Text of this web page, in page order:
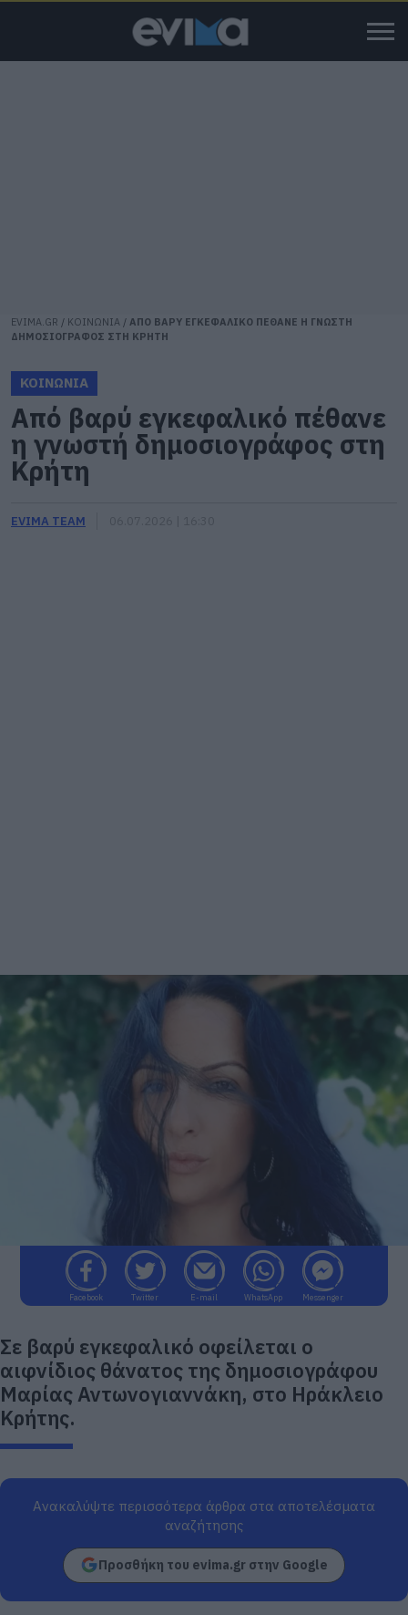
EVIMA.GR / ΚΟΙΝΩΝΙΑ / ΑΠΟ ΒΑΡΥ ΕΓΚΕΦΑΛΙΚΟ ΠΕΘΑΝΕ Η ΓΝΩΣΤΗ
ΔΗΜΟΣΙΟΓΡΑΦΟΣ ΣΤΗ ΚΡΗΤΗ
ΚΟΙΝΩΝΙΑ
Από βαρύ εγκεφαλικό πέθανε
η γνωστή δημοσιογράφος στη
Κρήτη
EVIMA TEAM
Facebook Twitter E-mail WhatsApp Messenger
Σε βαρύ εγκεφαλικό οφείλεται ο
αιφνίδιος θάνατος της δημοσιογράφου
Μαρίας Αντωνογιαννάκη, στο Ηράκλειο
Κρήτης.
Ανακαλύψτε περισσότερα άρθρα στα αποτελέσματα
αναζήτησης
Προσθήκη του evima.gr στην Google